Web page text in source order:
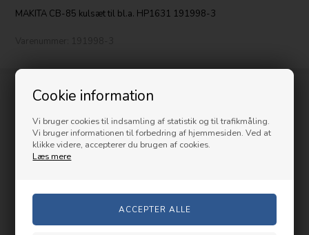
Cookie information
Vi bruger cookies til indsamling af statistik og til trafikmåling.
Vi bruger informationen til forbedring af hjemmesiden. Ved at
klikke videre, accepterer du brugen af cookies.
Læs mere
MAKITA CB-85 kulsæt til bl.a. HP1631 191998-3
Kundeservice
Prishammeren
ApS
Storegade 101
info@prishammeren.dk